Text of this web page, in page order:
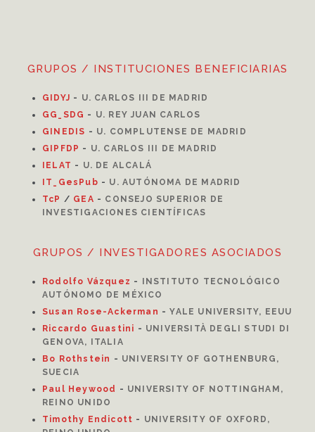
GRUPOS / INSTITUCIONES BENEFICIARIAS
GIDYJ - U. CARLOS III DE MADRID
GG_SDG - U. REY JUAN CARLOS
GINEDIS - U. COMPLUTENSE DE MADRID
GIPFDP - U. CARLOS III DE MADRID
ELAT - U. DE ALCALÁ
IT_GesPub - U. AUTÓNOMA DE MADRID
TcP / GEA - CONSEJO SUPERIOR DE
INVESTIGACIONES CIENTÍFICAS
GRUPOS / INVESTIGADORES ASOCIADOS
Rodolfo Vázquez -
INSTITUTO TECNOLÓGICO
AUTÓNOMO DE MÉXICO
Susan Rose-Ackerman -YALE UNIVERSITY, EEUU
Riccardo Guastini - UNIVERSITÀ DEGLI STUDI DI
GENOVA, ITALIA
Bo Rothstein - UNIVERSITY OF GOTHENBURG,
SUECIA
Paul Heywood - UNIVERSITY OF NOTTINGHAM,
REINO UNIDO
Timothy Endicott - UNIVERSITY OF OXFORD,